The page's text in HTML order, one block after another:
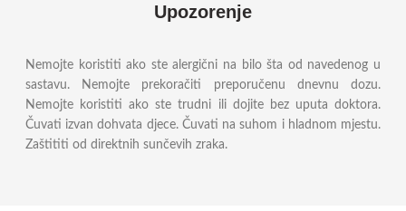
Upozorenje
Nemojte koristiti ako ste alergični na bilo šta od navedenog u
sastavu. Nemojte prekoračiti preporučenu dnevnu dozu.
Nemojte koristiti ako ste trudni ili dojite bez uputa doktora.
Čuvati izvan dohvata djece. Čuvati na suhom i hladnom mjestu.
Zaštititi od direktnih sunčevih zraka.